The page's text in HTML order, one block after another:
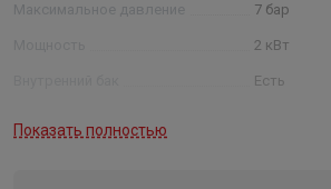
● Компактность и легкая установка
Максимальное давление 7 бар
2 кВт
Есть
Показать полностью